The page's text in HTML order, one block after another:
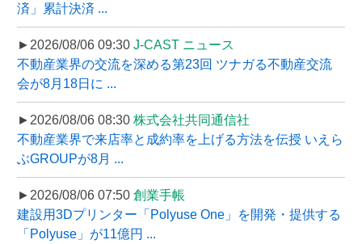
済」累計決済 ...
►2026/08/06 09:30 J-CAST ニュース
不動産業界の交流を深める第23回 ツナガる不動産交流
会が8月18日に ...
►2026/08/06 08:30 株式会社共同通信社
不動産業界で来店率と成約率を上げる方法を伝授 いえら
ぶGROUPが8月 ...
►2026/08/06 07:50 創業手帳
建設用3Dプリンター「Polyuse One」を開発・提供する
「Polyuse」が11億円 ...